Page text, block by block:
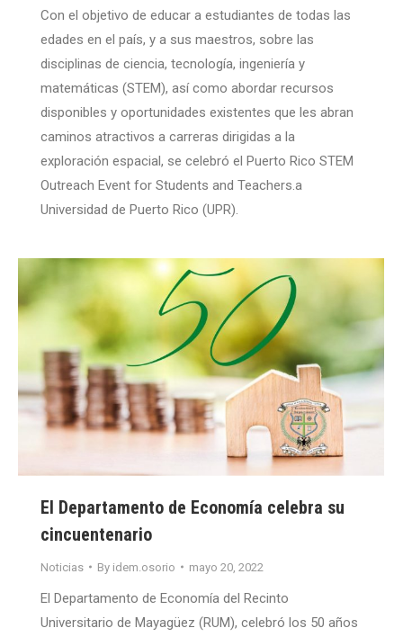
Con el objetivo de educar a estudiantes de todas las
edades en el país, y a sus maestros, sobre las
disciplinas de ciencia, tecnología, ingeniería y
matemáticas (STEM), así como abordar recursos
disponibles y oportunidades existentes que les abran
caminos atractivos a carreras dirigidas a la
exploración espacial, se celebró el Puerto Rico STEM
Outreach Event for Students and Teachers.a
Universidad de Puerto Rico (UPR).
El Departamento de Economía celebra su
cincuentenario
Noticias By idem.osorio mayo 20, 2022
El Departamento de Economía del Recinto
Universitario de Mayagüez (RUM), celebró los 50 años